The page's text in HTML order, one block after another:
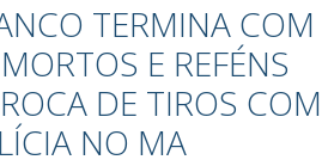
TERMINA COM
E REFÉNS
DE TIROS COM
NO MA